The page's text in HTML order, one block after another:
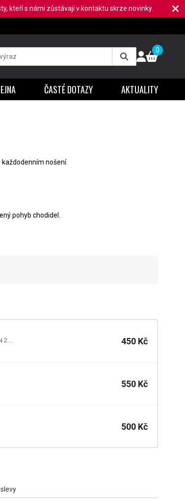
0
ČASTÉ DOTAZY AKTUALITY
nošení.
pohyb chodidel.
2....
450 Kč
550 Kč
500 Kč
kteří s námi zůstávají v kontaktu skrze novinky.